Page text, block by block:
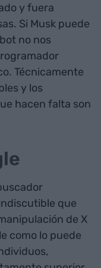
y fuera
Si Musk puede
no nos
Técnicamente
y los
hacen falta son
indiscutible que
de X
como lo puede